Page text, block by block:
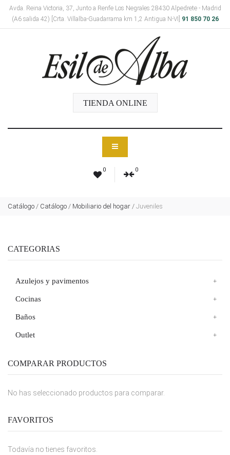
Avda. Reina Victoria, 37, Junto a Renfe Los Negrales 28430 Alpedrete - Madrid
(A6 salida 42) [Crta. Villalba-Guadarrama km 1,2 Antigua N-VI]
91 850 70 26
TIENDA ONLINE
0 0
Catálogo / Catálogo / Mobiliario del hogar / Juveniles
CATEGORIAS
Azulejos y pavimentos
Cocinas
Baños
Outlet
COMPARAR PRODUCTOS
No has seleccionado productos para comparar.
FAVORITOS
Todavía no tienes favoritos.